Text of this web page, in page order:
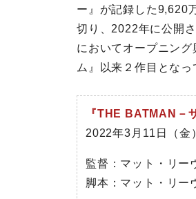
ー』が記録した9,620
切り、2022年に公開
においてオープニン
ム』以来２作目となっ
『THE BATMAN－
2022年3月11日（金
監督：マット・リー
脚本：マット・リー